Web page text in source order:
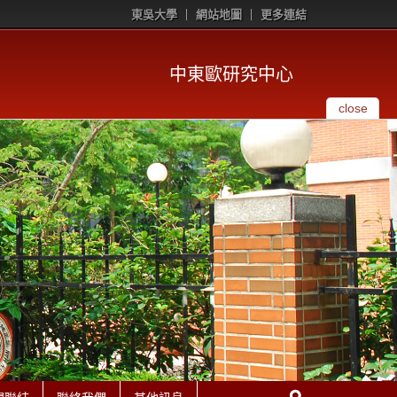
東吳大學 網站地圖 更多連結
中東歐研究中心
close